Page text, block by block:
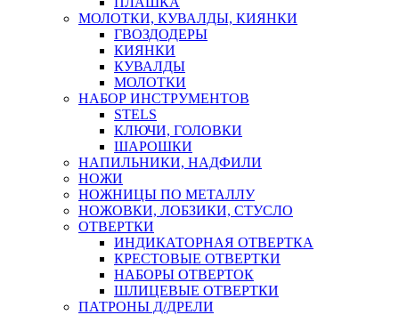
МОЛОТКИ, КУВАЛДЫ, КИЯНКИ
ГВОЗДОДЕРЫ
КИЯНКИ
КУВАЛДЫ
МОЛОТКИ
НАБОР ИНСТРУМЕНТОВ
STELS
КЛЮЧИ, ГОЛОВКИ
ШАРОШКИ
НАПИЛЬНИКИ, НАДФИЛИ
НОЖИ
НОЖНИЦЫ ПО МЕТАЛЛУ
НОЖОВКИ, ЛОБЗИКИ, СТУСЛО
ОТВЕРТКИ
ИНДИКАТОРНАЯ ОТВЕРТКА
КРЕСТОВЫЕ ОТВЕРТКИ
НАБОРЫ ОТВЕРТОК
ШЛИЦЕВЫЕ ОТВЕРТКИ
ПАТРОНЫ Д/ДРЕЛИ